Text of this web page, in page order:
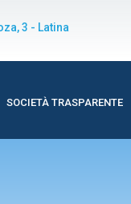
3 - Latina
SOCIETÀ TRASPARENTE